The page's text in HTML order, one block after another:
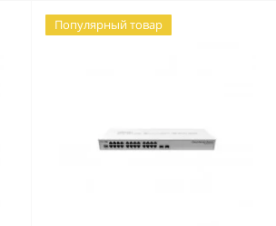
Популярный товар